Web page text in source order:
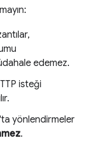
edemez.
isteği
yönlendirmeler
.